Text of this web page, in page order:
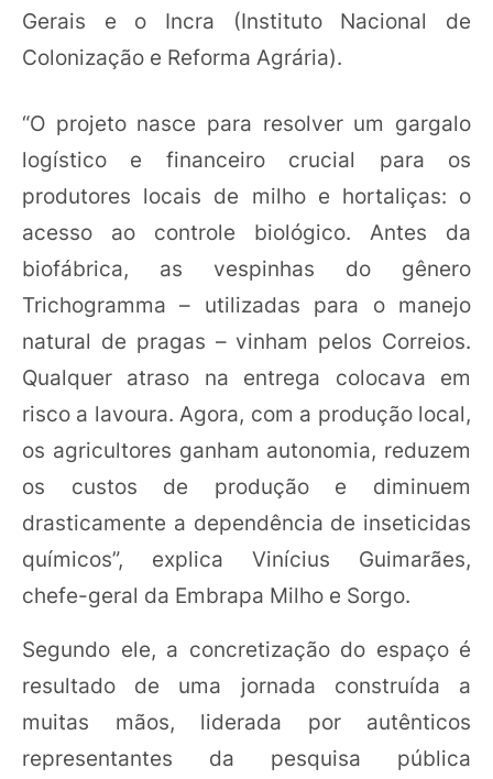
Gerais e o Incra (Instituto Nacional de
Colonização e Reforma Agrária).
“O projeto nasce para resolver um gargalo
logístico e financeiro crucial para os
produtores locais de milho e hortaliças: o
acesso ao controle biológico. Antes da
biofábrica, as vespinhas do gênero
Trichogramma – utilizadas para o manejo
natural de pragas – vinham pelos Correios.
Qualquer atraso na entrega colocava em
risco a lavoura. Agora, com a produção local,
os agricultores ganham autonomia, reduzem
os custos de produção e diminuem
drasticamente a dependência de inseticidas
químicos”, explica Vinícius Guimarães,
chefe-geral da Embrapa Milho e Sorgo.
Segundo ele, a concretização do espaço é
resultado de uma jornada construída a
muitas mãos, liderada por autênticos
representantes da pesquisa pública